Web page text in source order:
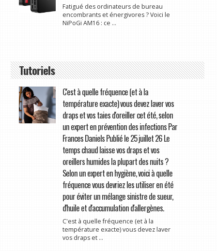
Fatigué des ordinateurs de bureau
encombrants et énergivores ? Voici le
NiPoGi AM16 : ce ...
Tutoriels
C'est à quelle fréquence (et à la
température exacte) vous devez laver vos
draps et vos taies d'oreiller cet été, selon
un expert en prévention des infections Par
Frances Daniels Publié le 25 juillet 26 Le
temps chaud laisse vos draps et vos
oreillers humides la plupart des nuits ?
Selon un expert en hygiène, voici à quelle
fréquence vous devriez les utiliser en été
pour éviter un mélange sinistre de sueur,
d'huile et d'accumulation d'allergènes.
C'est à quelle fréquence (et à la
température exacte) vous devez laver
vos draps et ...